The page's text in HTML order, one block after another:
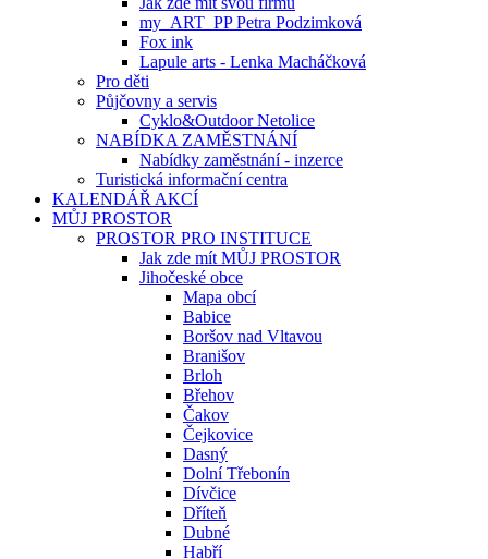
my_ART_PP Petra Podzimková
Fox ink
Lapule arts - Lenka Macháčková
Pro děti
Půjčovny a servis
Cyklo&Outdoor Netolice
NABÍDKA ZAMĚSTNÁNÍ
Nabídky zaměstnání - inzerce
Turistická informační centra
KALENDÁŘ AKCÍ
MŮJ PROSTOR
PROSTOR PRO INSTITUCE
Jak zde mít MŮJ PROSTOR
Jihočeské obce
Mapa obcí
Babice
Boršov nad Vltavou
Branišov
Brloh
Břehov
Čakov
Čejkovice
Dasný
Dolní Třebonín
Dívčice
Dříteň
Dubné
Habří